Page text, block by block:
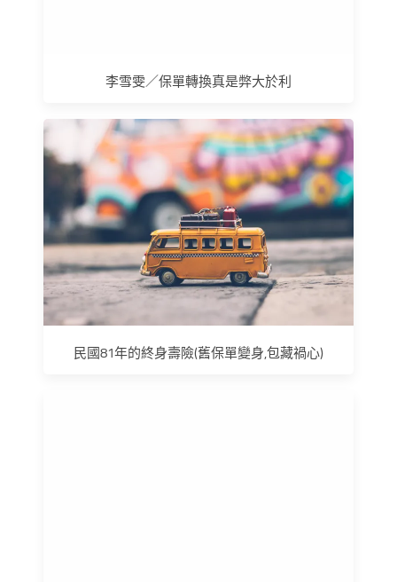
李雪雯／保單轉換真是弊大於利
民國81年的終身壽險(舊保單變身,包藏禍心)